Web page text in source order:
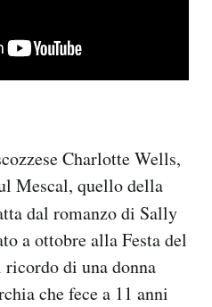
Charlotte Wells,
Mescal, quello della
dal romanzo di Sally
a ottobre alla Festa del
di una donna
che fece a 11 anni